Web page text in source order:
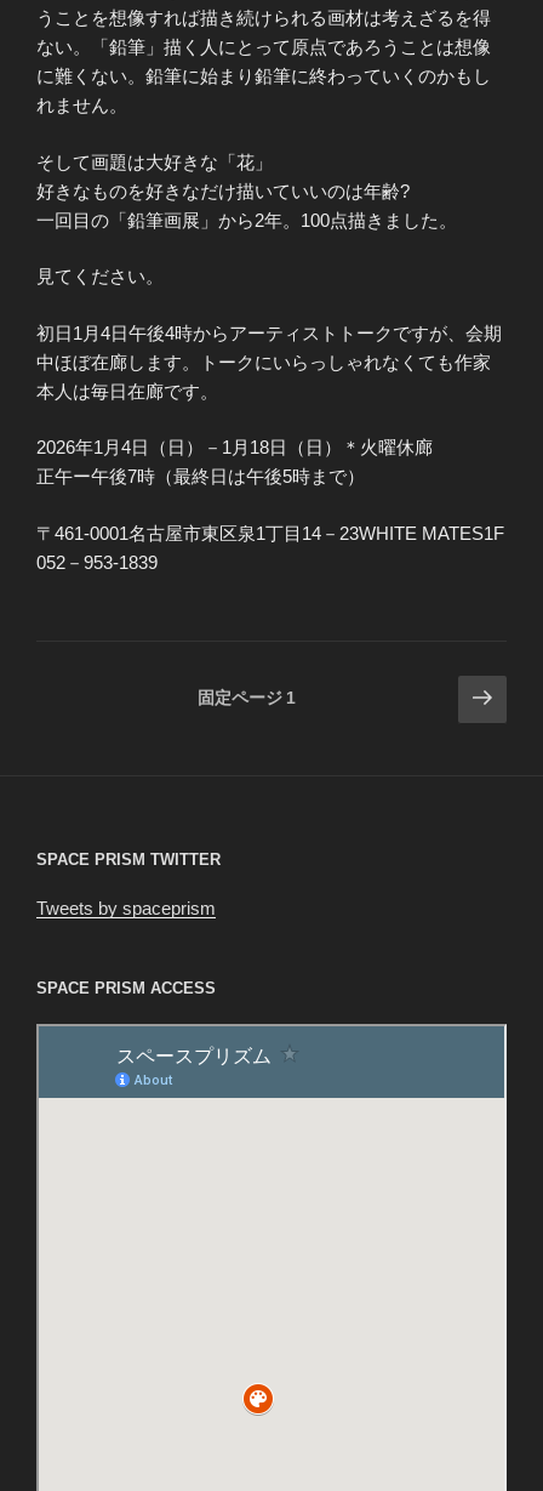
うことを想像すれば描き続けられる画材は考えざるを得
ない。「鉛筆」描く人にとって原点であろうことは想像
に難くない。鉛筆に始まり鉛筆に終わっていくのかもし
れません。
そして画題は大好きな「花」
好きなものを好きなだけ描いていいのは年齢?
一回目の「鉛筆画展」から2年。100点描きました。
見てください。
初日1月4日午後4時からアーティストトークですが、会期
中ほぼ在廊します。トークにいらっしゃれなくても作家
本人は毎日在廊です。
2026年1月4日（日）－1月18日（日）＊火曜休廊
正午ー午後7時（最終日は午後5時まで）
〒461-0001名古屋市東区泉1丁目14－23WHITE MATES1F
052－953-1839
ジ
送
固定ページ 1
次
の
SPACE PRISM TWITTER
Tweets by spaceprism
SPACE PRISM ACCESS